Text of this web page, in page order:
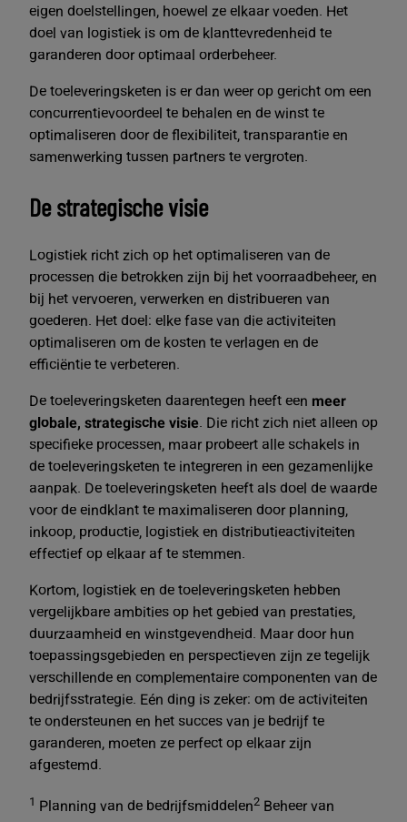
eigen doelstellingen, hoewel ze elkaar voeden. Het
doel van logistiek is om de klanttevredenheid te
garanderen door optimaal orderbeheer.
De toeleveringsketen is er dan weer op gericht om een
concurrentievoordeel te behalen en de winst te
optimaliseren door de flexibiliteit, transparantie en
samenwerking tussen partners te vergroten.
De strategische visie
Logistiek richt zich op het optimaliseren van de
processen die betrokken zijn bij het voorraadbeheer, en
bij het vervoeren, verwerken en distribueren van
goederen. Het doel: elke fase van die activiteiten
optimaliseren om de kosten te verlagen en de
efficiëntie te verbeteren.
De toeleveringsketen daarentegen heeft een meer
globale, strategische visie. Die richt zich niet alleen op
specifieke processen, maar probeert alle schakels in
de toeleveringsketen te integreren in een gezamenlijke
aanpak. De toeleveringsketen heeft als doel de waarde
voor de eindklant te maximaliseren door planning,
inkoop, productie, logistiek en distributieactiviteiten
effectief op elkaar af te stemmen.
Kortom, logistiek en de toeleveringsketen hebben
vergelijkbare ambities op het gebied van prestaties,
duurzaamheid en winstgevendheid. Maar door hun
toepassingsgebieden en perspectieven zijn ze tegelijk
verschillende en complementaire componenten van de
bedrijfsstrategie. Eén ding is zeker: om de activiteiten
te ondersteunen en het succes van je bedrijf te
garanderen, moeten ze perfect op elkaar zijn
afgestemd.
1 Planning van de bedrijfsmiddelen2 Beheer van